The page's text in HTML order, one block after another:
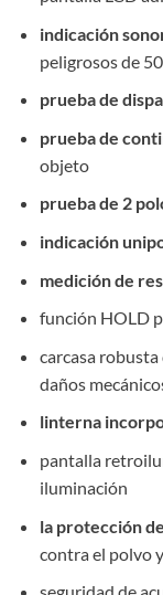
indicación
peligrosos de
prueba de
prueba de
objeto
prueba de 2
indicación
medición de
función HOLD
carcasa
daños
linterna
pantalla
iluminación
la protección
contra el polvo